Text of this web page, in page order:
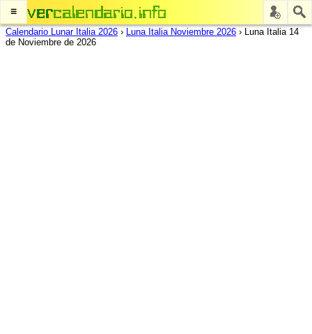
≡
Calendario Lunar Italia 2026 › Luna Italia Noviembre 2026 › Luna Italia 14
de Noviembre de 2026